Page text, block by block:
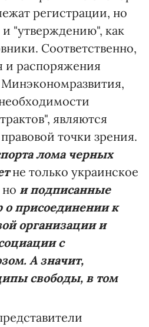
регистрации, но
"утверждению", как
Соответственно,
и распоряжения
являются
точки зрения.
лома черных
не только украинское
но и подписанные
о присоединении к
организации и
с
А значит,
свободы, в том